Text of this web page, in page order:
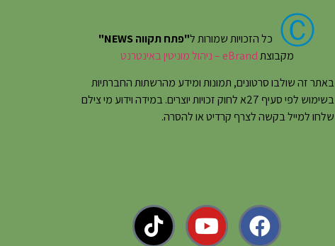
Ⓒ כל הזכויות שמורות ל"פתח תקווה NEWS"
מקבוצתeBrand – ניהול מוניטין באינטרנט
באתר זה שולבו סרטונים, תמונות ומידע מהרשתות החברתיות
בשימוש לפי סעיף 27א לחוק זכויות יוצרים. במידה וידוע מי צילם
שלחו למייל בקשה לצרף קרדיט או להסרה.